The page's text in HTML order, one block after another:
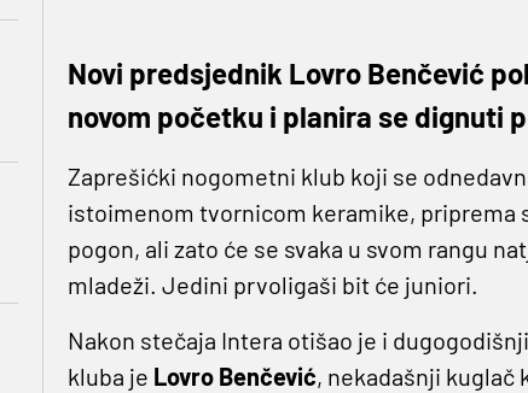
Novi predsjednik Lovro Benčević
novom početku i planira se dignuti
Zaprešićki nogometni klub koji se
istoimenom tvornicom keramike, priprema
pogon, ali zato će se svaka u svom rangu
mladeži. Jedini prvoligaši bit će juniori.
Nakon stečaja Intera otišao je i
kluba je Lovro Benčević, nekadašnji kuglač